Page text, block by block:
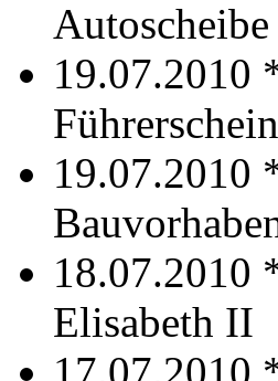
Autoscheibe
19.07.2010
19.07.2010
18.07.2010
Elisabeth II
17.07.2010